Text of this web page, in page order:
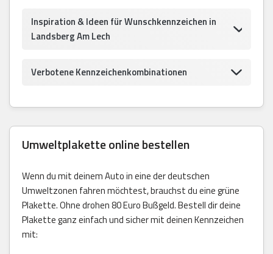
Inspiration & Ideen für Wunschkennzeichen in
Landsberg Am Lech
Verbotene Kennzeichenkombinationen
Umweltplakette online bestellen
Wenn du mit deinem Auto in eine der deutschen
Umweltzonen fahren möchtest, brauchst du eine grüne
Plakette. Ohne drohen 80 Euro Bußgeld. Bestell dir deine
Plakette ganz einfach und sicher mit deinen Kennzeichen
mit: